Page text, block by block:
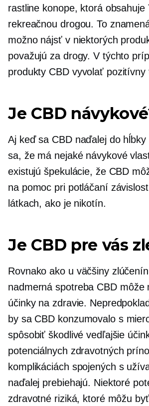
rastline konope, ktorá obsahuje
rekreačnou drogou. To
možno nájsť v niektorých
považujú za drogy. V týchto
produkty CBD vyvolať pozitívny
Je CBD
Aj keď sa CBD naďalej do
sa, že má nejaké návykové
existujú špekulácie, že CBD
na pomoc pri potláčaní
látkach, ako je nikotín.
Je CBD pre vás
Rovnako ako u väčšiny
nadmerná spotreba CBD môže
účinky na zdravie.
by sa CBD konzumovalo s
spôsobiť škodlivé vedľajšie
potenciálnych zdravotných
komplikáciách spojených s
naďalej prebiehajú. Niektoré
zdravotné riziká, ktoré môžu